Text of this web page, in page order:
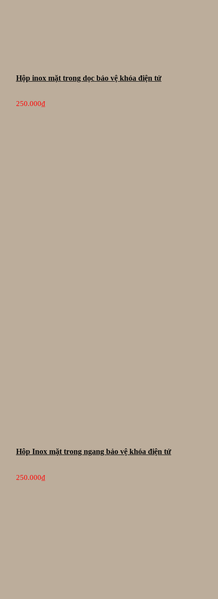
Hộp inox mặt trong dọc bảo vệ khóa điện tử
250.000₫
Hôp Inox mặt trong ngang bảo vệ khóa điện tử
250.000₫